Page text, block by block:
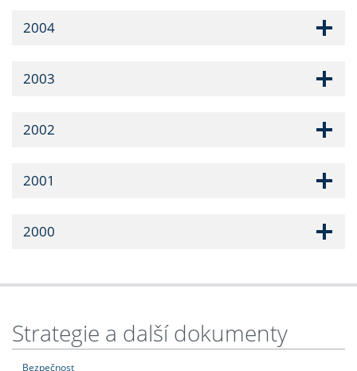
2004
2003
2002
2001
2000
Strategie a další dokumenty
Bezpečnost